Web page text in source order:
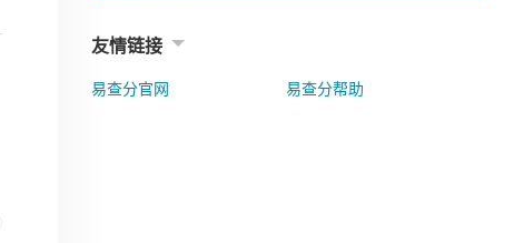
友情链接
易查分官网 易查分帮助